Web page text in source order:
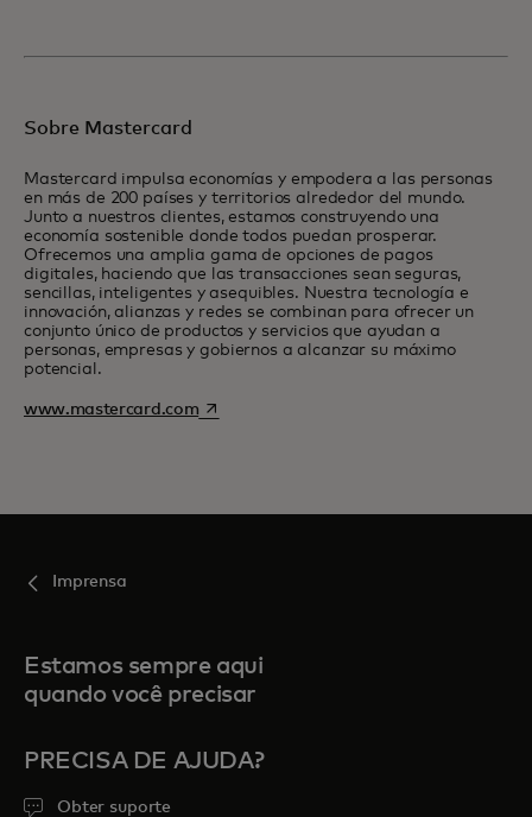
Sobre Mastercard
Mastercard impulsa economías y empodera a las personas
en más de 200 países y territorios alrededor del mundo.
Junto a nuestros clientes, estamos construyendo una
economía sostenible donde todos puedan prosperar.
Ofrecemos una amplia gama de opciones de pagos
digitales, haciendo que las transacciones sean seguras,
sencillas, inteligentes y asequibles. Nuestra tecnología e
innovación, alianzas y redes se combinan para ofrecer un
conjunto único de productos y servicios que ayudan a
personas, empresas y gobiernos a alcanzar su máximo
potencial.
www.mastercard.comabre em uma nova guia
Imprensa
Estamos sempre aqui
quando você precisar
PRECISA DE AJUDA?
Obter suporte